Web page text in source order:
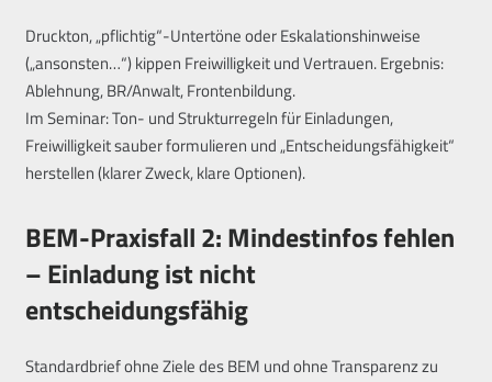
Druckton, „pflichtig“-Untertöne oder Eskalationshinweise
(„ansonsten…“) kippen Freiwilligkeit und Vertrauen. Ergebnis:
Ablehnung, BR/Anwalt, Frontenbildung.
Im Seminar: Ton- und Strukturregeln für Einladungen,
Freiwilligkeit sauber formulieren und „Entscheidungsfähigkeit“
herstellen (klarer Zweck, klare Optionen).
BEM-Praxisfall 2: Mindestinfos fehlen
– Einladung ist nicht
entscheidungsfähig
Standardbrief ohne Ziele des BEM und ohne Transparenz zu